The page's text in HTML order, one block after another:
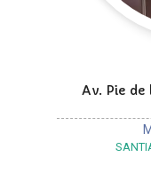
Av. Pie de